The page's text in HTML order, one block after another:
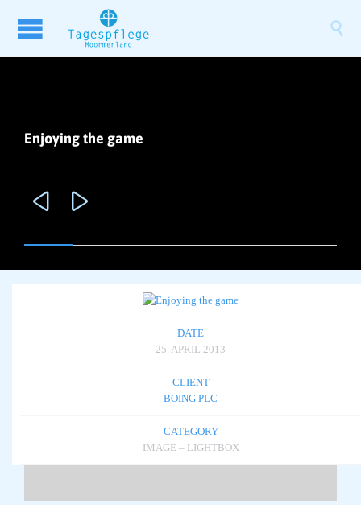

Enjoying the game
 
DATE
25. APRIL 2013
CLIENT
BOING PLC
CATEGORY
IMAGE – LIGHTBOX